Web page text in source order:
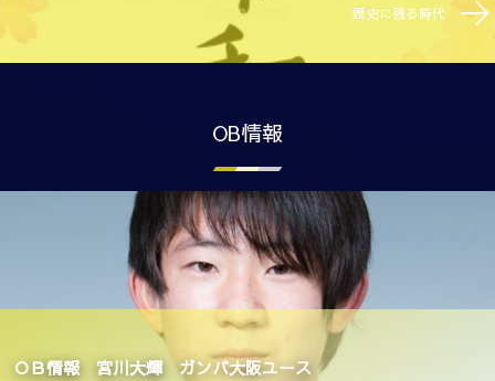
歴史に残る時代
OB情報
OB情報 宮川大輝 ガンバ大阪ユース